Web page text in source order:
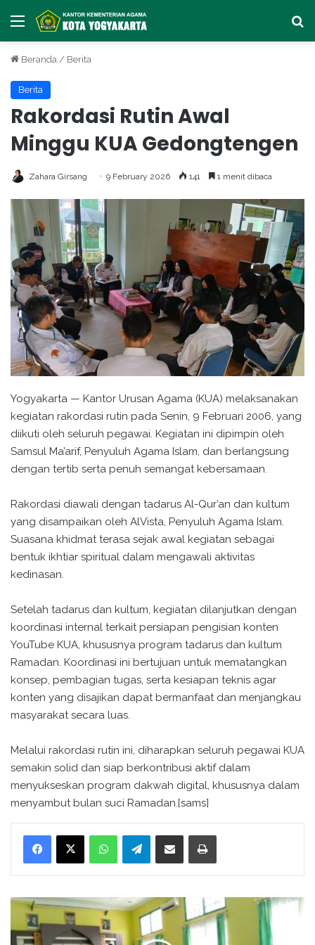
Menu
Beranda / Berita
Berita
Rakordasi Rutin Awal
Minggu KUA Gedongtengen
Zahara Girsang 9 February 2026 141 1 menit dibaca
Yogyakarta — Kantor Urusan Agama (KUA) melaksanakan
kegiatan rakordasi rutin pada Senin, 9 Februari 2006, yang
diikuti oleh seluruh pegawai. Kegiatan ini dipimpin oleh
Samsul Ma’arif, Penyuluh Agama Islam, dan berlangsung
dengan tertib serta penuh semangat kebersamaan.
Rakordasi diawali dengan tadarus Al-Qur’an dan kultum
yang disampaikan oleh AlVista, Penyuluh Agama Islam.
Suasana khidmat terasa sejak awal kegiatan sebagai
bentuk ikhtiar spiritual dalam mengawali aktivitas
kedinasan.
Setelah tadarus dan kultum, kegiatan dilanjutkan dengan
koordinasi internal terkait persiapan pengisian konten
YouTube KUA, khususnya program tadarus dan kultum
Ramadan. Koordinasi ini bertujuan untuk mematangkan
konsep, pembagian tugas, serta kesiapan teknis agar
konten yang disajikan dapat bermanfaat dan menjangkau
masyarakat secara luas.
Melalui rakordasi rutin ini, diharapkan seluruh pegawai KUA
semakin solid dan siap berkontribusi aktif dalam
menyukseskan program dakwah digital, khususnya dalam
menyambut bulan suci Ramadan.[sams]
WhatsApp Telegram
P
n